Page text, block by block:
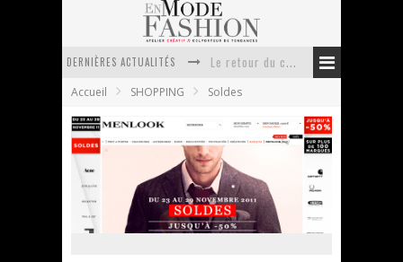
DERNIÈRES ACTUALITÉS
La trousse de toilette : l’accessoire indispensable de voyage
Accueil SHOPPING Soldes